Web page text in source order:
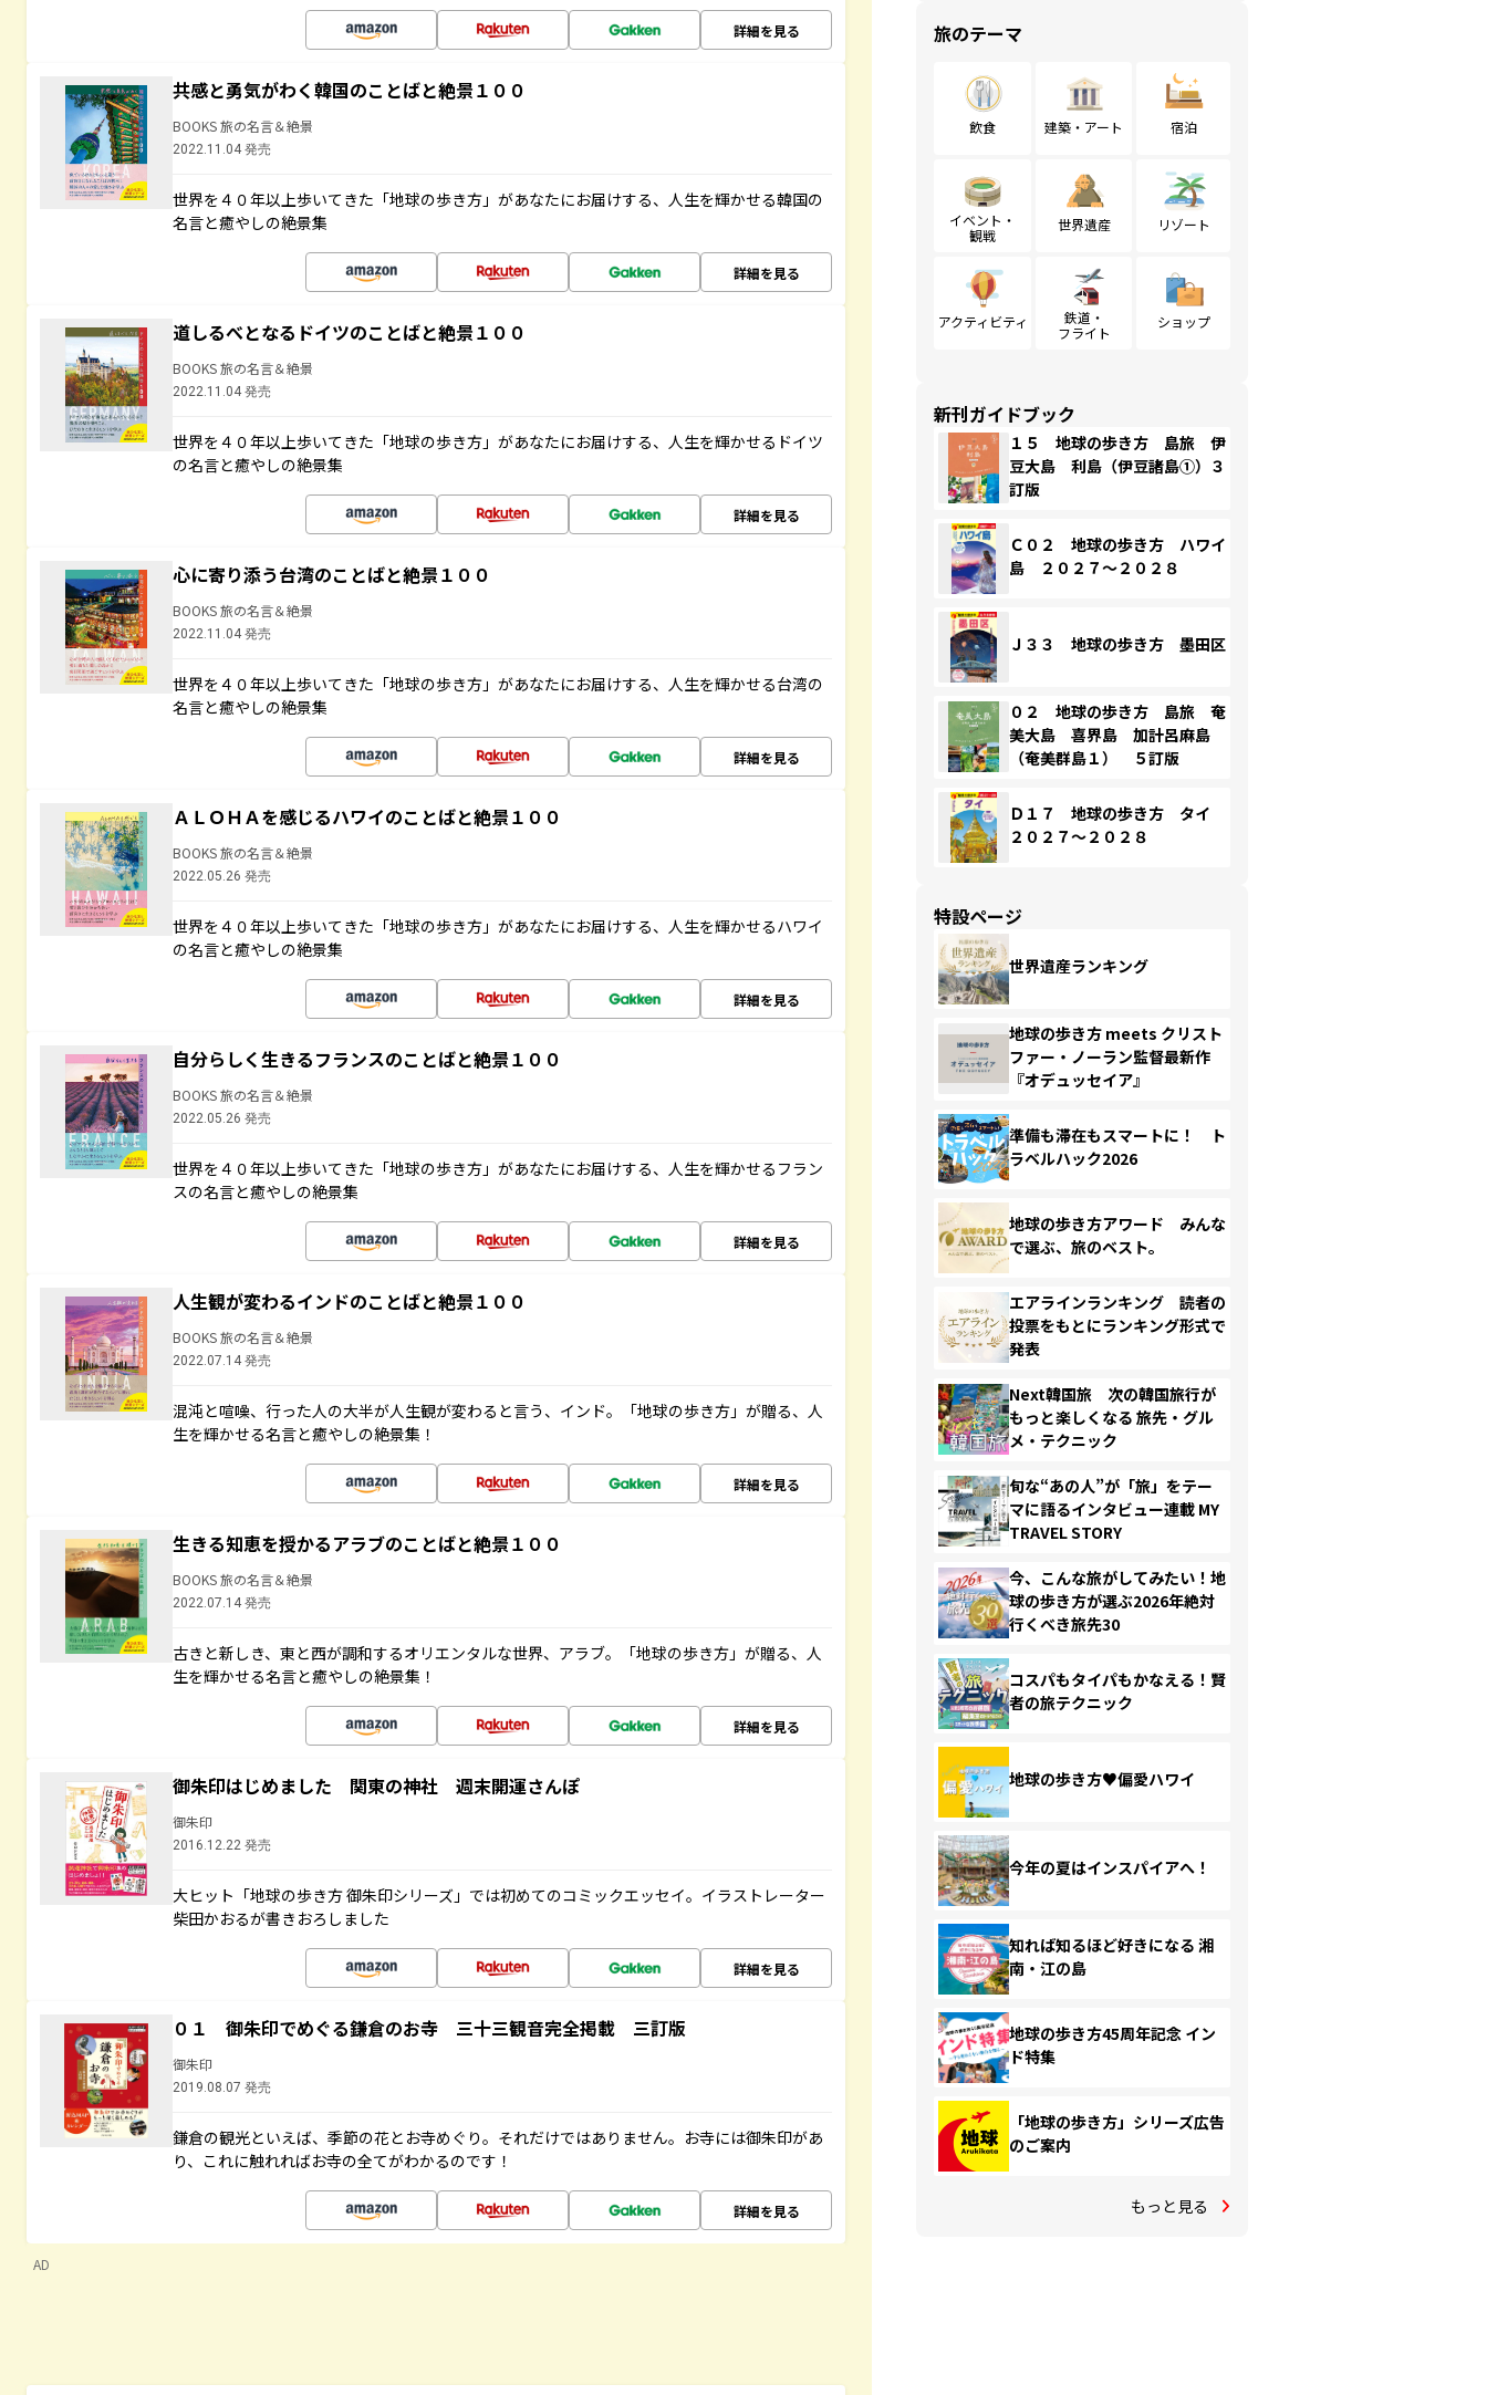
詳細を見る
共感と勇気がわく韓国のことばと絶景１００
BOOKS 旅の名言＆絶景
2022.11.04 発売
世界を４０年以上歩いてきた「地球の歩き方」があなたにお届けする、人生を輝かせる韓国の
名言と癒やしの絶景集
詳細を見る
道しるべとなるドイツのことばと絶景１００
BOOKS 旅の名言＆絶景
2022.11.04 発売
世界を４０年以上歩いてきた「地球の歩き方」があなたにお届けする、人生を輝かせるドイツ
の名言と癒やしの絶景集
詳細を見る
心に寄り添う台湾のことばと絶景１００
BOOKS 旅の名言＆絶景
2022.11.04 発売
世界を４０年以上歩いてきた「地球の歩き方」があなたにお届けする、人生を輝かせる台湾の
名言と癒やしの絶景集
詳細を見る
ＡＬＯＨＡを感じるハワイのことばと絶景１００
BOOKS 旅の名言＆絶景
2022.05.26 発売
世界を４０年以上歩いてきた「地球の歩き方」があなたにお届けする、人生を輝かせるハワイ
の名言と癒やしの絶景集
詳細を見る
自分らしく生きるフランスのことばと絶景１００
BOOKS 旅の名言＆絶景
2022.05.26 発売
世界を４０年以上歩いてきた「地球の歩き方」があなたにお届けする、人生を輝かせるフラン
スの名言と癒やしの絶景集
詳細を見る
人生観が変わるインドのことばと絶景１００
BOOKS 旅の名言＆絶景
2022.07.14 発売
混沌と喧噪、行った人の大半が人生観が変わると言う、インド。「地球の歩き方」が贈る、人
生を輝かせる名言と癒やしの絶景集！
詳細を見る
生きる知恵を授かるアラブのことばと絶景１００
BOOKS 旅の名言＆絶景
2022.07.14 発売
古きと新しき、東と西が調和するオリエンタルな世界、アラブ。「地球の歩き方」が贈る、人
生を輝かせる名言と癒やしの絶景集！
詳細を見る
御朱印はじめました 関東の神社 週末開運さんぽ
御朱印
2016.12.22 発売
大ヒット「地球の歩き方 御朱印シリーズ」では初めてのコミックエッセイ。イラストレーター
柴田かおるが書きおろしました
詳細を見る
０１ 御朱印でめぐる鎌倉のお寺 三十三観音完全掲載 三訂版
御朱印
2019.08.07 発売
鎌倉の観光といえば、季節の花とお寺めぐり。それだけではありません。お寺には御朱印があ
り、これに触れればお寺の全てがわかるのです！
詳細を見る
AD
旅のテーマ
飲食 建築・アート 宿泊
イベント・
観戦
世界遺産 リゾート
アクティビティ
鉄道・
フライト
ショップ
新刊ガイドブック
１５ 地球の歩き方 島旅 伊
豆大島 利島（伊豆諸島①）３
訂版
Ｃ０２ 地球の歩き方 ハワイ
島 ２０２７～２０２８
Ｊ３３ 地球の歩き方 墨田区
０２ 地球の歩き方 島旅 奄
美大島 喜界島 加計呂麻島
（奄美群島１） ５訂版
Ｄ１７ 地球の歩き方 タイ
２０２７～２０２８
特設ページ
世界遺産ランキング
地球の歩き方 meets クリスト
ファー・ノーラン監督最新作
『オデュッセイア』
準備も滞在もスマートに！ ト
ラベルハック2026
地球の歩き方アワード みんな
で選ぶ、旅のベスト。
エアラインランキング 読者の
投票をもとにランキング形式で
発表
Next韓国旅 次の韓国旅行が
もっと楽しくなる 旅先・グル
メ・テクニック
旬な“あの人”が「旅」をテー
マに語るインタビュー連載 MY
TRAVEL STORY
今、こんな旅がしてみたい！地
球の歩き方が選ぶ2026年絶対
行くべき旅先30
コスパもタイパもかなえる！賢
者の旅テクニック
地球の歩き方♥偏愛ハワイ
今年の夏はインスパイアへ！
知れば知るほど好きになる 湘
南・江の島
地球の歩き方45周年記念 イン
ド特集
「地球の歩き方」シリーズ広告
のご案内
もっと見る